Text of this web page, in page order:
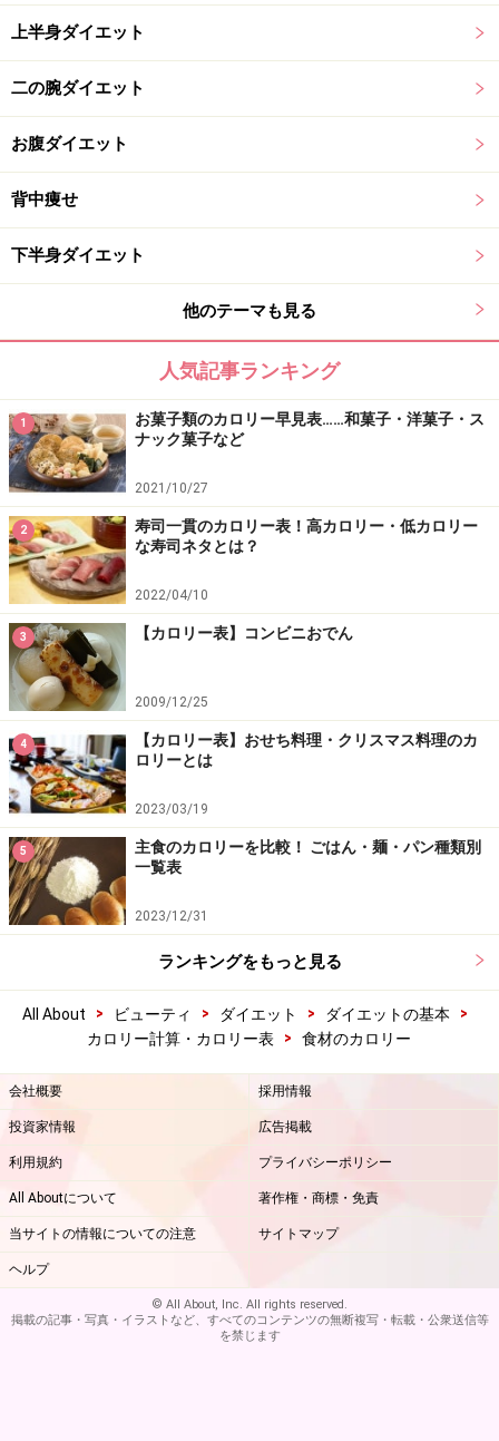
上半身ダイエット
二の腕ダイエット
お腹ダイエット
背中痩せ
下半身ダイエット
他のテーマも見る
人気記事ランキング
1
お菓子類のカロリー早見表……和菓子・洋菓子・ス
ナック菓子など
2021/10/27
2
寿司一貫のカロリー表！高カロリー・低カロリー
な寿司ネタとは？
2022/04/10
3 【カロリー表】コンビニおでん
2009/12/25
4
【カロリー表】おせち料理・クリスマス料理のカ
ロリーとは
2023/03/19
5
主食のカロリーを比較！ ごはん・麺・パン種類別
一覧表
2023/12/31
ランキングをもっと見る
All About > ビューティ > ダイエット > ダイエットの基本
>
カロリー計算・カロリー表
> 食材のカロリー
会社概要 採用情報
投資家情報 広告掲載
利用規約 プライバシーポリシー
All Aboutについて 著作権・商標・免責
当サイトの情報についての注意 サイトマップ
ヘルプ
© All About, Inc. All rights reserved.
掲載の記事・写真・イラストなど、すべてのコンテンツの無断複写・転載・公衆送信等
を禁じます